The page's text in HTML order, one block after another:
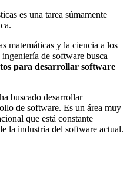
es una tarea súmamente
matemáticas y la ciencia a los
de software busca
para desarrollar software
buscado desarrollar
de software. Es un área muy
que está constante
la industria del software actual.